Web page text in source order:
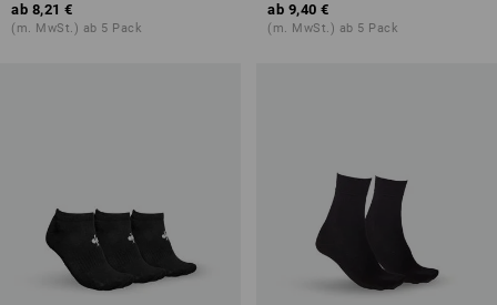
ab 8,21 €
(m. MwSt.) ab 5 Pack
ab 9,40 €
(m. MwSt.) ab 5 Pack